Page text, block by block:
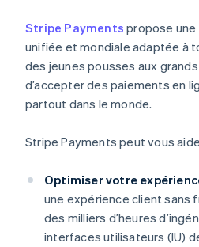
Stripe Payments propose
unifiée et mondiale adaptée à
des jeunes pousses aux
d’accepter des paiements en
partout dans le monde.
Stripe Payments peut vous
Optimiser votre
une expérience client sans
des milliers d’heures
interfaces utilisateurs (IU)